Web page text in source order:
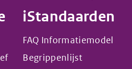
iStandaarden
FAQ Informatiemodel
Begrippenlijst